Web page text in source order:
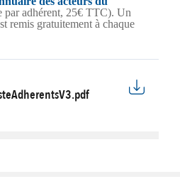
par adhérent, 25€ TTC). Un
remis gratuitement à chaque